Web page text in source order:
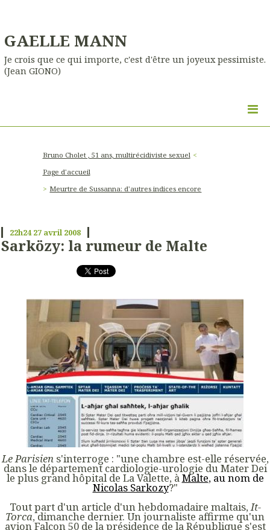
GAELLE MANN
Je crois que ce qui importe, c'est d'être un joyeux pessimiste.
(Jean GIONO)
Bruno Cholet , 51 ans, multirécidiviste sexuel
Page d'accueil
Meurtre de Sussanna: d'autres indices encore
22h24 27 avril 2008
Sarközy: la rumeur de Malte
Le Parisiens'interroge : "une chambre est-elle réservée,
dans le département cardiologie-urologie du Mater Dei
le plus grand hôpital de La Valette, àMalte, au nom de
Nicolas Sarkozy?"
Tout part d'un article d'un hebdomadaire maltais,It-
Torca, dimanche dernier. Un journaliste affirme qu'un
avion Falcon 50 de la présidence de la République s'est